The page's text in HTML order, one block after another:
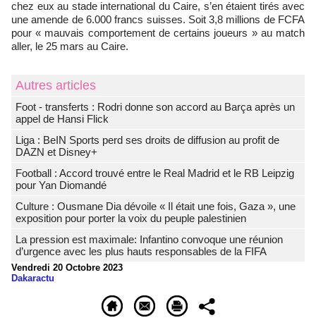
chez eux au stade international du Caire, s’en étaient tirés avec
une amende de 6.000 francs suisses. Soit 3,8 millions de FCFA
pour « mauvais comportement de certains joueurs » au match
aller, le 25 mars au Caire.
Autres articles
Foot - transferts : Rodri donne son accord au Barça après un
appel de Hansi Flick
Liga : BeIN Sports perd ses droits de diffusion au profit de
DAZN et Disney+
Football : Accord trouvé entre le Real Madrid et le RB Leipzig
pour Yan Diomandé
Culture : Ousmane Dia dévoile « Il était une fois, Gaza », une
exposition pour porter la voix du peuple palestinien
La pression est maximale: Infantino convoque une réunion
d’urgence avec les plus hauts responsables de la FIFA
Vendredi 20 Octobre 2023
Dakaractu